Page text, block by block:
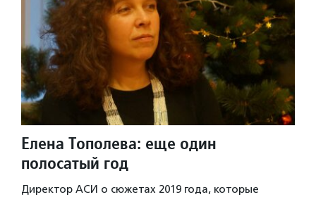
Елена Тополева: еще один
полосатый год
Директор АСИ о сюжетах 2019 года, которые